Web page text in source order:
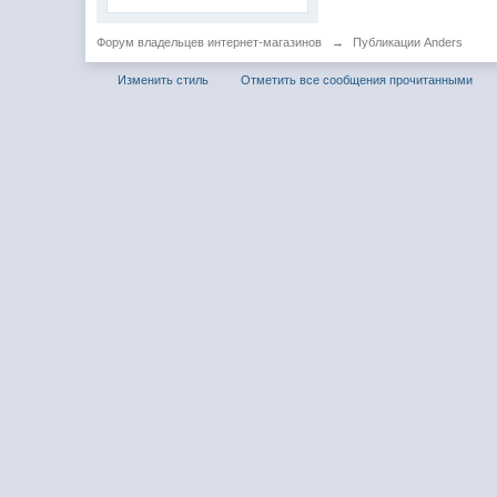
Форум владельцев интернет-магазинов → Публикации Anders
Изменить стиль Отметить все сообщения прочитанными